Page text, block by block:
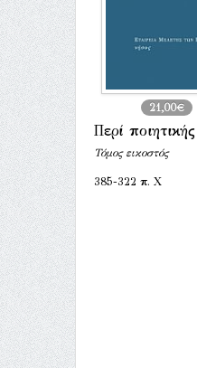
21,00€
Περί ποιητικής
Τόμος εικοστός
385-322 π. Χ